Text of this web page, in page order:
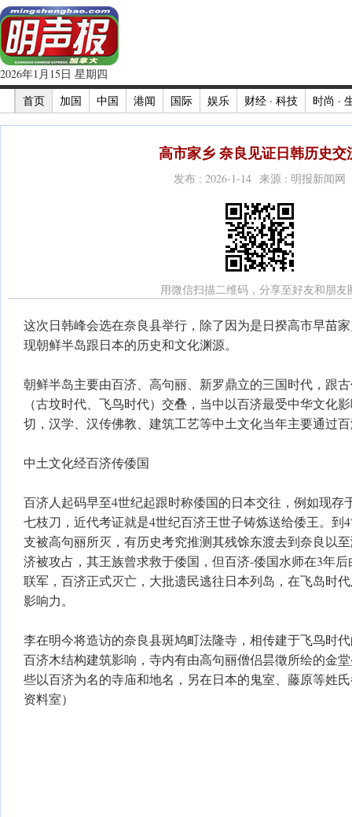
2026年1月15日 星期四
首页
加国 中国 港闻 国际 娱乐 财经 · 科技 时尚 ·
高市家乡 奈良见证日韩历史交
发布 : 2026-1-14 来源 : 明报新闻网
用微信扫描二维码，分享至好友和朋友
这次日韩峰会选在奈良县举行，除了因为是日揆高市早苗
现朝鲜半岛跟日本的历史和文化渊源。
朝鲜半岛主要由百济、高句丽、新罗鼎立的三国时代，跟
（古坟时代、飞鸟时代）交叠，当中以百济最受中华文化
切，汉学、汉传佛教、建筑工艺等中土文化当年主要通过
中土文化经百济传倭国
百济人起码早至4世纪起跟时称倭国的日本交往，例如现存
七枝刀，近代考证就是4世纪百济王世子铸炼送给倭王。到
支被高句丽所灭，有历史考究推测其残馀东渡去到奈良以
济被攻占，其王族曾求救于倭国，但百济-倭国水师在3年
联军，百济正式灭亡，大批遗民逃往日本列岛，在飞岛时
影响力。
李在明今将造访的奈良县斑鸠町法隆寺，相传建于飞鸟时
百济木结构建筑影响，寺内有由高句丽僧侣昙徵所绘的金
些以百济为名的寺庙和地名，另在日本的鬼室、藤原等姓
资料室）